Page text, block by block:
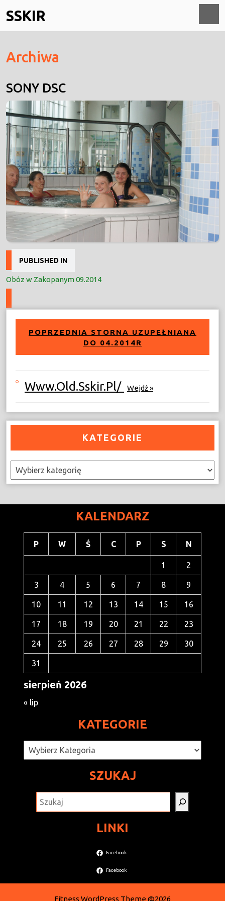
to
content
SSKIR
Archiwa
SONY DSC
Nawigacja
wpisu
PUBLISHED IN
Obóz w Zakopanym 09.2014
POPRZEDNIA STORNA UZUPEŁNIANA
DO 04.2014R
Www.old.sskir.pl/ Wejdź »
KATEGORIE
Kategorie
KALENDARZ
sierpień 2026
P W Ś C P S N
1 2
3 4 5 6 7 8 9
10 11 12 13 14 15 16
17 18 19 20 21 22 23
24 25 26 27 28 29 30
31
« lip
KATEGORIE
Kategorie
SZUKAJ
LINKI
Facebook
Facebook
Fitness WordPress Theme@2026